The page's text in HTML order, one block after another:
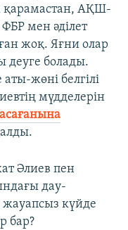
қарамастан, АҚШ-
мен әділет
жоқ. Яғни олар
деуге болады.
жөні белгілі
мүдделерін
Әлиев пен
дау-
жауапсыз күйде
бар?